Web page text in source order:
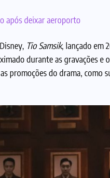
após deixar aeroporto
Tio Samsik, lançado em
durante as gravações
promoções do drama, como